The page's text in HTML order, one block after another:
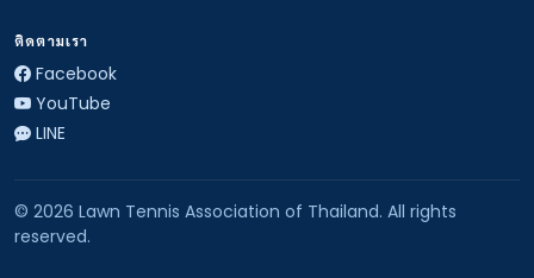
ติดตามเรา
Facebook
YouTube
LINE
© 2026 Lawn Tennis Association of Thailand. All rights
reserved.